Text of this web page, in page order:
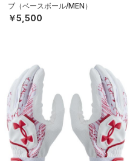
ブ（ベースボール/MEN）
￥5,500